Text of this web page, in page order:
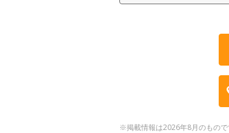
※掲載情報は2026年8月のもの